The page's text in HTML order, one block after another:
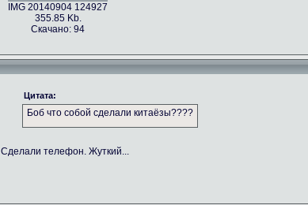
IMG 20140904 124927
355.85 Kb.
Скачано: 94
Цитата:
Боб что собой сделали китаёзы????
Сделали телефон. Жуткий...